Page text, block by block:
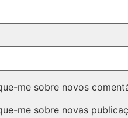
me sobre novos
me sobre novas